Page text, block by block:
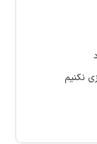
نکنیم